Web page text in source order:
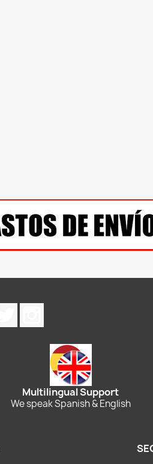
Multilingual Support
We speak Spanish & English